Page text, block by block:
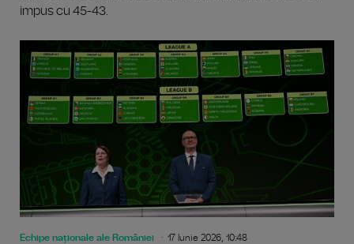
impus cu 45-43.
Echipe naționale ale României 17 Iunie 2026, 10:48